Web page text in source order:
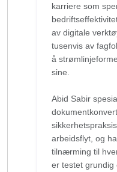
karriere som
av digitale
tusenvis av
å
sine.
Abid Sabir
arbeidsflyt, og
tilnærming til
er testet grundig